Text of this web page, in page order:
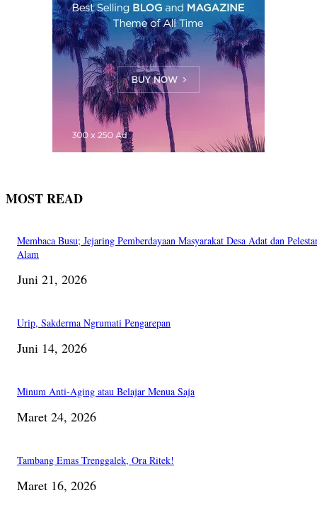
MOST READ
Membaca Busu; Jejaring Pemberdayaan Masyarakat Desa Adat dan
Alam
Juni 21, 2026
Urip, Sakderma Ngrumati Pengarepan
Juni 14, 2026
Minum Anti-Aging atau Belajar Menua Saja
Maret 24, 2026
Tambang Emas Trenggalek, Ora Ritek!
Maret 16, 2026